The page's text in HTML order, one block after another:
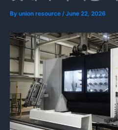
By union resource /June 22, 2026